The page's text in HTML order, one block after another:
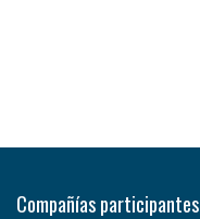
Compañías participantes